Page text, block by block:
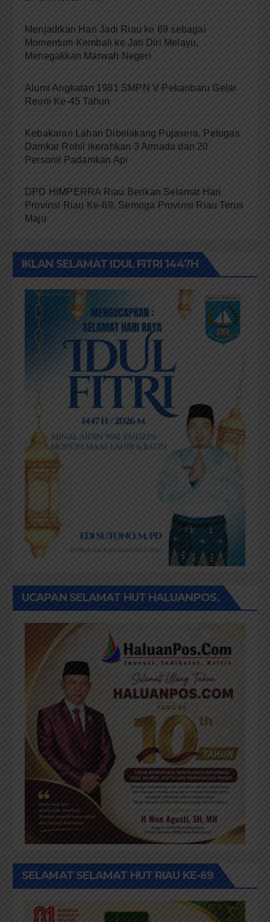
Menjadikan Hari Jadi Riau ke 69 sebagai
Momentum Kembali ke Jati Diri Melayu,
Menegakkan Marwah Negeri
Alumi Angkatan 1981 SMPN V Pekanbaru Gelar
Reuni Ke-45 Tahun
Kebakaran Lahan Dibelakang Pujasera, Petugas
Damkar Rohil ikerahkan 3 Armada dan 20
Personil Padamkan Api
DPD HIMPERRA Riau Berikan Selamat Hari
Provinsi Riau Ke-69, Semoga Provinsi Riau Terus
Maju
IKLAN SELAMAT IDUL FITRI 1447H
UCAPAN SELAMAT HUT HALUANPOS.
SELAMAT SELAMAT HUT RIAU KE-69